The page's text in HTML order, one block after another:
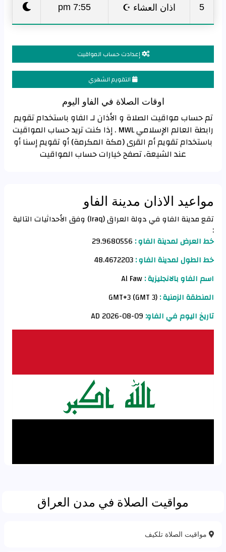
5 اذان العشاء ☪ 7:55 pm
إعدادت حساب المواقيت
التقويم الشهري
اوقات الصلاة في الفاو اليوم
تم حساب مواقيت الصلاة و الأذان لـ الفاو باستخدام تقويم
رابطة العالم الإسلامي MWL . إذا كنت تريد حساب المواقيت
باستخدام تقويم أم القرى (مكة المكرمة) أو تقويم إسنا أو
عند الشيعة، تصفح خيارات حساب المواقيت
مواعيد الاذان مدينة الفاو
تقع مدينة الفاو في دولة العراق (Iraq) وفق الأحداثيات التالية
:
خط العرض لمدينة الفاو : 29.9680556
خط الطول لمدينة الفاو :
اسم الفاو بالانجليزية :
المنطقة الزمنية :
تاريخ اليوم في الفاو:
مواقيت الصلاة في مدن العراق
مواقيت الصلاة تلكيف